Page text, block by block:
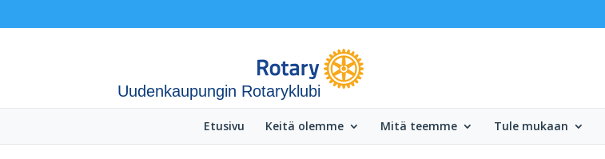
Uudenkaupungin Rotaryklubi
Etusivu Keitä olemme Mitä teemme Tule mukaan